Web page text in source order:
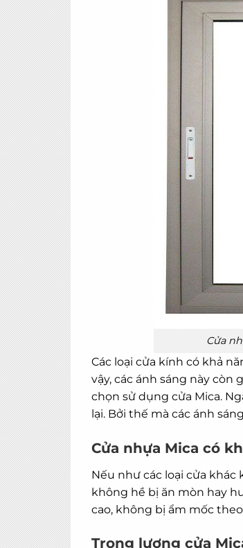
Cửa
Các loại cửa kính có khả
vậy, các ánh sáng này còn
chọn sử dụng cửa Mica.
lại. Bởi thế mà các ánh
Cửa nhựa Mica có
Nếu như các loại cửa
không hề bị ăn mòn hay
cao, không bị ẩm mốc
Trọng lượng cửa